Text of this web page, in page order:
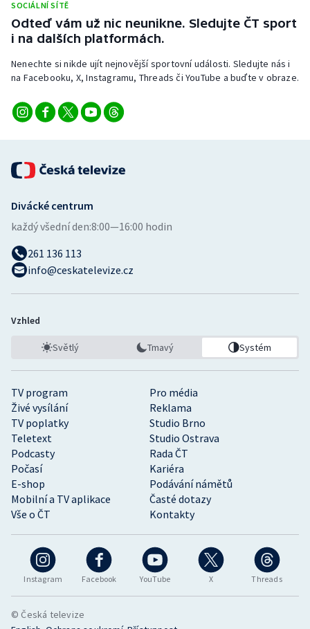
Stolní tenis
Veslování
Vodní slalom
SOCIÁLNÍ SÍTĚ
Odteď vám už nic neunikne. Sledujte ČT sport
i na dalších platformách.
Nenechte si nikde ujít nejnovější sportovní události. Sledujte nás i
na Facebooku, X, Instagramu, Threads či YouTube a buďte v obraze.
Instagram Facebook YouTube X Threads
TV program
Pro média
Živé vysílání
Reklama
TV poplatky
Studio Brno
Teletext
Studio Ostrava
Podcasty
Rada ČT
Počasí
Kariéra
E-shop
Podávání námětů
Mobilní a TV aplikace
Časté dotazy
Vše o ČT
Kontakty
Divácké centrum
každý všední den:8:00—16:00 hodin
261 136 113
info@ceskatelevize.cz
Vzhled
Světlý Tmavý Systém
© Česká televize